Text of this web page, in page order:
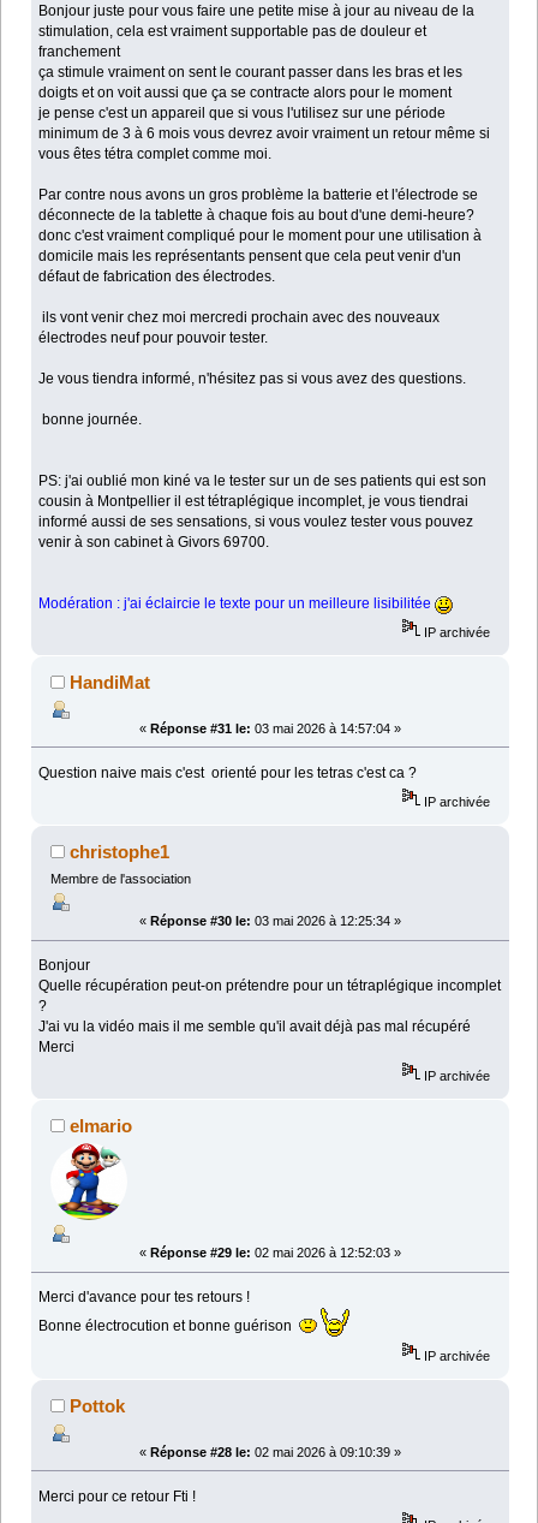
Bonjour juste pour vous faire une petite mise à jour au niveau de la
stimulation, cela est vraiment supportable pas de douleur et
franchement
ça stimule vraiment on sent le courant passer dans les bras et les
doigts et on voit aussi que ça se contracte alors pour le moment
je pense c'est un appareil que si vous l'utilisez sur une période
minimum de 3 à 6 mois vous devrez avoir vraiment un retour même si
vous êtes tétra complet comme moi.
Par contre nous avons un gros problème la batterie et l'électrode se
déconnecte de la tablette à chaque fois au bout d'une demi-heure?
donc c'est vraiment compliqué pour le moment pour une utilisation à
domicile mais les représentants pensent que cela peut venir d'un
défaut de fabrication des électrodes.
ils vont venir chez moi mercredi prochain avec des nouveaux
électrodes neuf pour pouvoir tester.
Je vous tiendra informé, n'hésitez pas si vous avez des questions.
bonne journée.
PS: j'ai oublié mon kiné va le tester sur un de ses patients qui est son
cousin à Montpellier il est tétraplégique incomplet, je vous tiendrai
informé aussi de ses sensations, si vous voulez tester vous pouvez
venir à son cabinet à Givors 69700.
Modération : j'ai éclaircie le texte pour un meilleure lisibilitée
IP archivée
HandiMat
« Réponse #31 le: 03 mai 2026 à 14:57:04 »
Question naive mais c'est orienté pour les tetras c'est ca ?
IP archivée
christophe1
Membre de l'association
« Réponse #30 le: 03 mai 2026 à 12:25:34 »
Bonjour
Quelle récupération peut-on prétendre pour un tétraplégique incomplet
?
J'ai vu la vidéo mais il me semble qu'il avait déjà pas mal récupéré
Merci
IP archivée
elmario
« Réponse #29 le: 02 mai 2026 à 12:52:03 »
Merci d'avance pour tes retours !
Bonne électrocution et bonne guérison
IP archivée
Pottok
« Réponse #28 le: 02 mai 2026 à 09:10:39 »
Merci pour ce retour Fti !